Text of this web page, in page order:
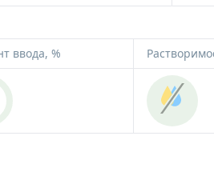
Ангелочки
Медведи
Сердца
Наборы
ввода, %